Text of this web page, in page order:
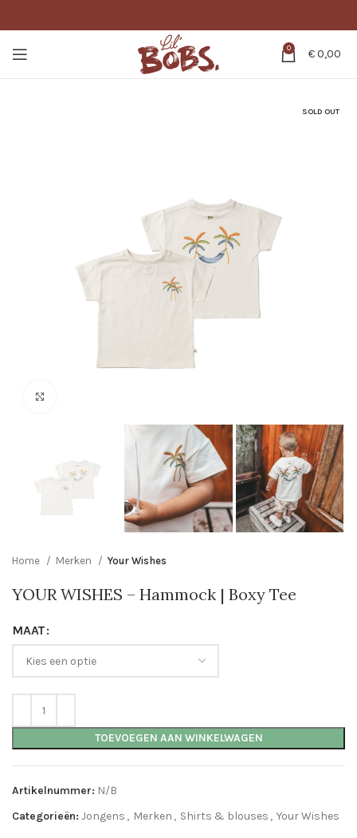
0 €0,00
SOLD OUT
Home Merken Your Wishes
YOUR WISHES – Hammock | Boxy Tee
MAAT
TOEVOEGEN AAN WINKELWAGEN
Artikelnummer: N/B
Categorieën: Jongens , Merken , Shirts & blouses , Your Wishes